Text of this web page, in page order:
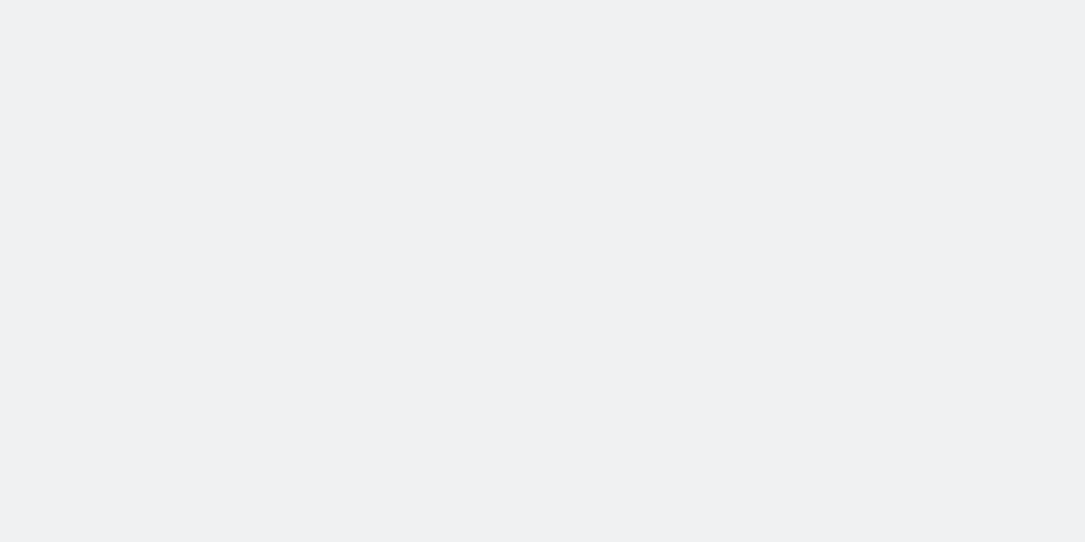
HAK-PAR Genel başkanı Düzgün Kaplan ENKS başkanı Mihemed İsmail ile
Hak ve Özgürlükler Partisi HAK-PAR Parti Meclisi 11 Ocak 2025 tarihinde
HAK-PAR, PSK ve PWK’den ortak konferans.’ KÜRT MESELESİ BARIŞÇIL
11.00de Gazeteciler Cemiyetinde ortaklaştıkları bir metni kamuoyuna sundular. PSK